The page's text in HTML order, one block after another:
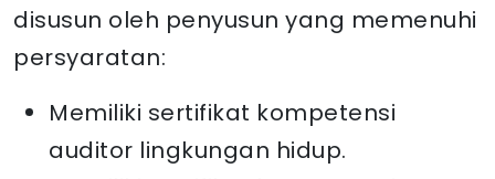
disusun oleh penyusun yang memenuhi
persyaratan:
Memiliki sertifikat kompetensi
auditor lingkungan hidup.